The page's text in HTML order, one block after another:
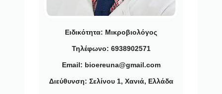
Ειδικότητα: Μικροβιολόγος
Τηλέφωνο: 6938902571
Email: bioereuna@gmail.com
Διεύθυνση: Σελίνου 1, Χανιά, Ελλάδα